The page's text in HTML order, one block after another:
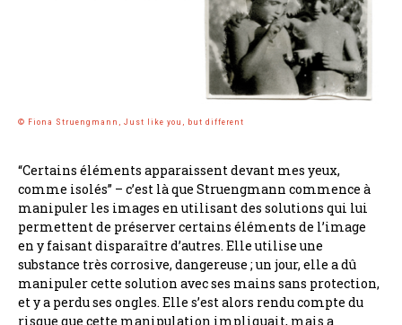
© Fiona Struengmann, Just like you, but different
“Certains éléments apparaissent devant mes yeux,
comme isolés” – c’est là que Struengmann commence à
manipuler les images en utilisant des solutions qui lui
permettent de préserver certains éléments de l’image
en y faisant disparaître d’autres. Elle utilise une
substance très corrosive, dangereuse ; un jour, elle a dû
manipuler cette solution avec ses mains sans protection,
et y a perdu ses ongles. Elle s’est alors rendu compte du
risque que cette manipulation impliquait, mais a